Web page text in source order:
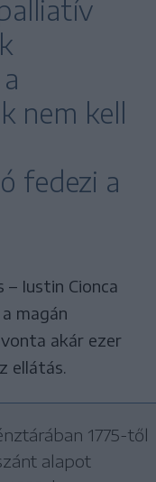
nem kell
fedezi a
– Iustin Cionca
magán
akár ezer
ellátás.
1775-től
alapot